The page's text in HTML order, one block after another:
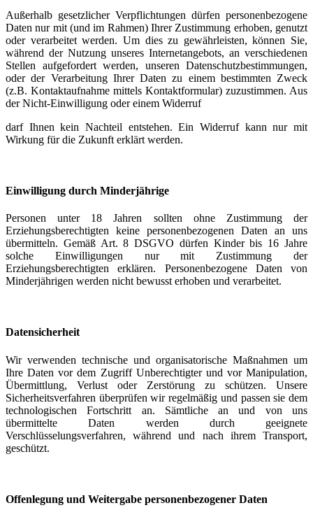
Außerhalb gesetzlicher Verpflichtungen dürfen personenbezogene
Daten nur mit (und im Rahmen) Ihrer Zustimmung erhoben, genutzt
oder verarbeitet werden. Um dies zu gewährleisten, können Sie,
während der Nutzung unseres Internetangebots, an verschiedenen
Stellen aufgefordert werden, unseren Datenschutzbestimmungen,
oder der Verarbeitung Ihrer Daten zu einem bestimmten Zweck
(z.B. Kontaktaufnahme mittels Kontaktformular) zuzustimmen. Aus
der Nicht-Einwilligung oder einem Widerruf
darf Ihnen kein Nachteil entstehen. Ein Widerruf kann nur mit
Wirkung für die Zukunft erklärt werden.
Einwilligung durch Minderjährige
Personen unter 18 Jahren sollten ohne Zustimmung der
Erziehungsberechtigten keine personenbezogenen Daten an uns
übermitteln. Gemäß Art. 8 DSGVO dürfen Kinder bis 16 Jahre
solche Einwilligungen nur mit Zustimmung der
Erziehungsberechtigten erklären. Personenbezogene Daten von
Minderjährigen werden nicht bewusst erhoben und verarbeitet.
Datensicherheit
Wir verwenden technische und organisatorische Maßnahmen um
Ihre Daten vor dem Zugriff Unberechtigter und vor Manipulation,
Übermittlung, Verlust oder Zerstörung zu schützen. Unsere
Sicherheitsverfahren überprüfen wir regelmäßig und passen sie dem
technologischen Fortschritt an. Sämtliche an und von uns
übermittelte Daten werden durch geeignete
Verschlüsselungsverfahren, während und nach ihrem Transport,
geschützt.
Offenlegung und Weitergabe personenbezogener Daten